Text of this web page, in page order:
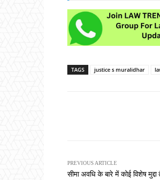
TAGS justice s muralidhar
PREVIOUS ARTICLE
सीमा अवधि के बारे में कोई विशेष